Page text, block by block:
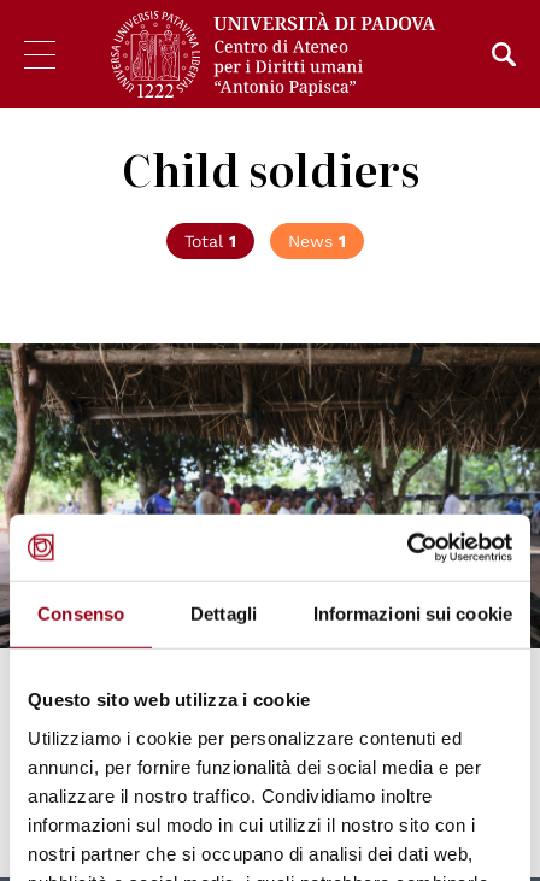
Consenso Dettagli Informazioni sui cookie
Questo sito web utilizza i cookie
Utilizziamo i cookie per personalizzare contenuti ed
annunci, per fornire funzionalità dei social media e per
analizzare il nostro traffico. Condividiamo inoltre
informazioni sul modo in cui utilizzi il nostro sito con i
nostri partner che si occupano di analisi dei dati web,
Child soldiers
Total 1 News 1
© UNICEF/Rich
CHILD SOLDIERS
UN: Worrying increase in child
soldiers recruitment in 2024
20.01.2024